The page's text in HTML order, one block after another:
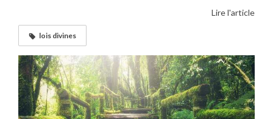
Lire l'article
lois divines